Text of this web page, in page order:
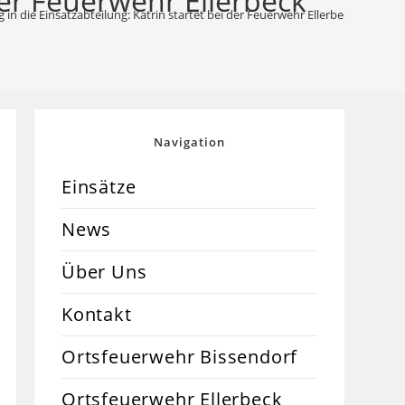
in die Einsatzabteilung: Katrin startet bei der Feuerwehr Ellerbeck durch
Navigation
Einsätze
News
Über Uns
Kontakt
Ortsfeuerwehr Bissendorf
Ortsfeuerwehr Ellerbeck